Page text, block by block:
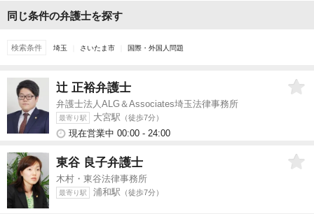
同じ条件の弁護士を探す
検索条件 埼玉 さいたま市 国際・外国人問題
辻 正裕弁護士
弁護士法人ALG＆Associates埼玉法律事務所
最寄り駅 大宮駅 （徒歩7分）
現在営業中 00:00 - 24:00
東谷 良子弁護士
木村・東谷法律事務所
最寄り駅 浦和駅 （徒歩7分）